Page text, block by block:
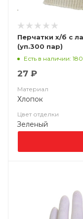
Перчатки х/б с
(уп.300 пар)
Есть в наличии:
27 ₽
Материал
Хлопок
Цвет отделки
Зеленый